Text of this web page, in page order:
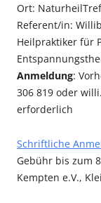
Ort:
Referent/in:
Heilpraktiker für
Anmeldung:
306 819 oder
erforderlich
Schriftliche
Gebühr bis zum
Kempten e.V.,